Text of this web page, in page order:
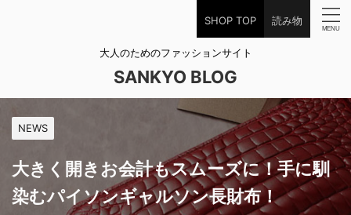
SHOP TOP 読み物
大人のためのファッションサイト
SANKYO BLOG
NEWS
大きく開きお会計もスムーズに！手に馴
染むパイソンギャルソン長財布！